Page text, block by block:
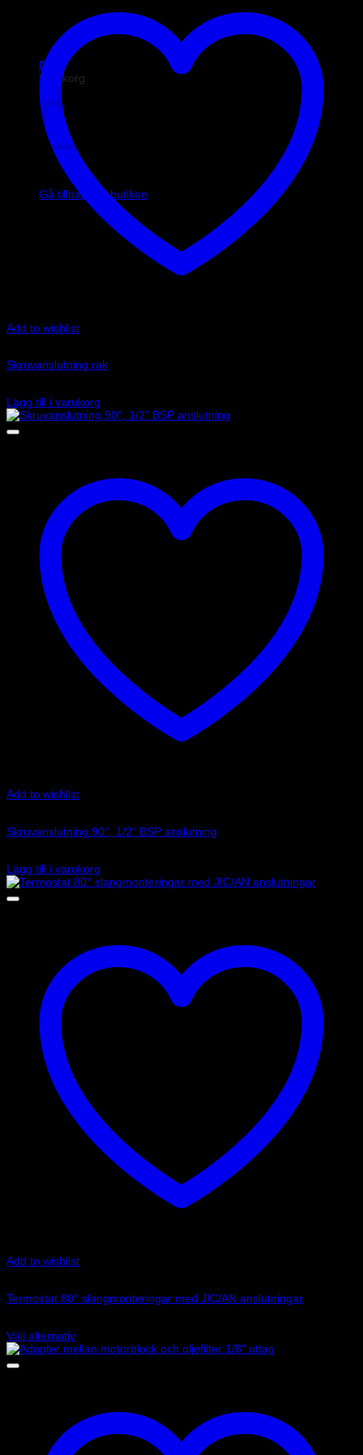
0
Varukorg
Inga produkter i varukorgen.
Gå tillbaka till butiken
Add to wishlist
Skruvanslutning rak
Lägg till i varukorg
Add to wishlist
Skruvanslutning 90°, 1/2″ BSP anslutning
Lägg till i varukorg
Add to wishlist
Termostat 80° slangmonteringar med JIC/AN anslutningar
Välj alternativ
Den
här
alternativen